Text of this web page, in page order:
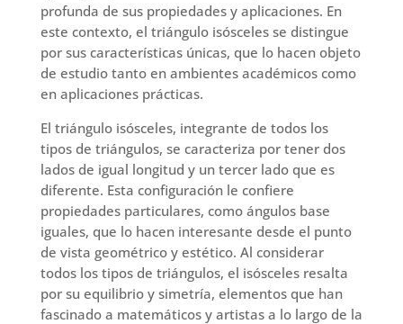
profunda de sus propiedades y aplicaciones. En
este contexto, el triángulo isósceles se distingue
por sus características únicas, que lo hacen objeto
de estudio tanto en ambientes académicos como
en aplicaciones prácticas.
El triángulo isósceles, integrante de todos los
tipos de triángulos, se caracteriza por tener dos
lados de igual longitud y un tercer lado que es
diferente. Esta configuración le confiere
propiedades particulares, como ángulos base
iguales, que lo hacen interesante desde el punto
de vista geométrico y estético. Al considerar
todos los tipos de triángulos, el isósceles resalta
por su equilibrio y simetría, elementos que han
fascinado a matemáticos y artistas a lo largo de la